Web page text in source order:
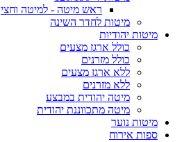
ראש מיטה - למיטה וחצי
מיטות לחדר השינה
מיטות יהודיות
כולל ארגז מצעים
כולל מזרנים
ללא ארגז מצעים
ללא מזרנים
מיטה יהודית במבצע
מיטה מתכווננת יהודית
מיטות נוער
ספות אירוח